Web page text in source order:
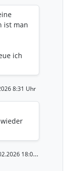
ist man
ich
8:31 Uhr
18:09 Uhr